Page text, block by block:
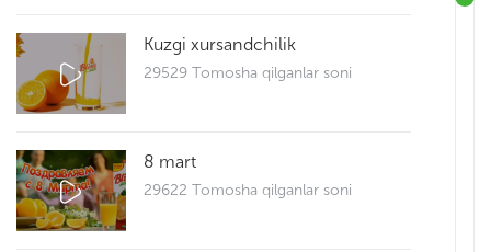
Kuzgi xursandchilik
29529 Tomosha qilganlar soni
8 mart
29622 Tomosha qilganlar soni